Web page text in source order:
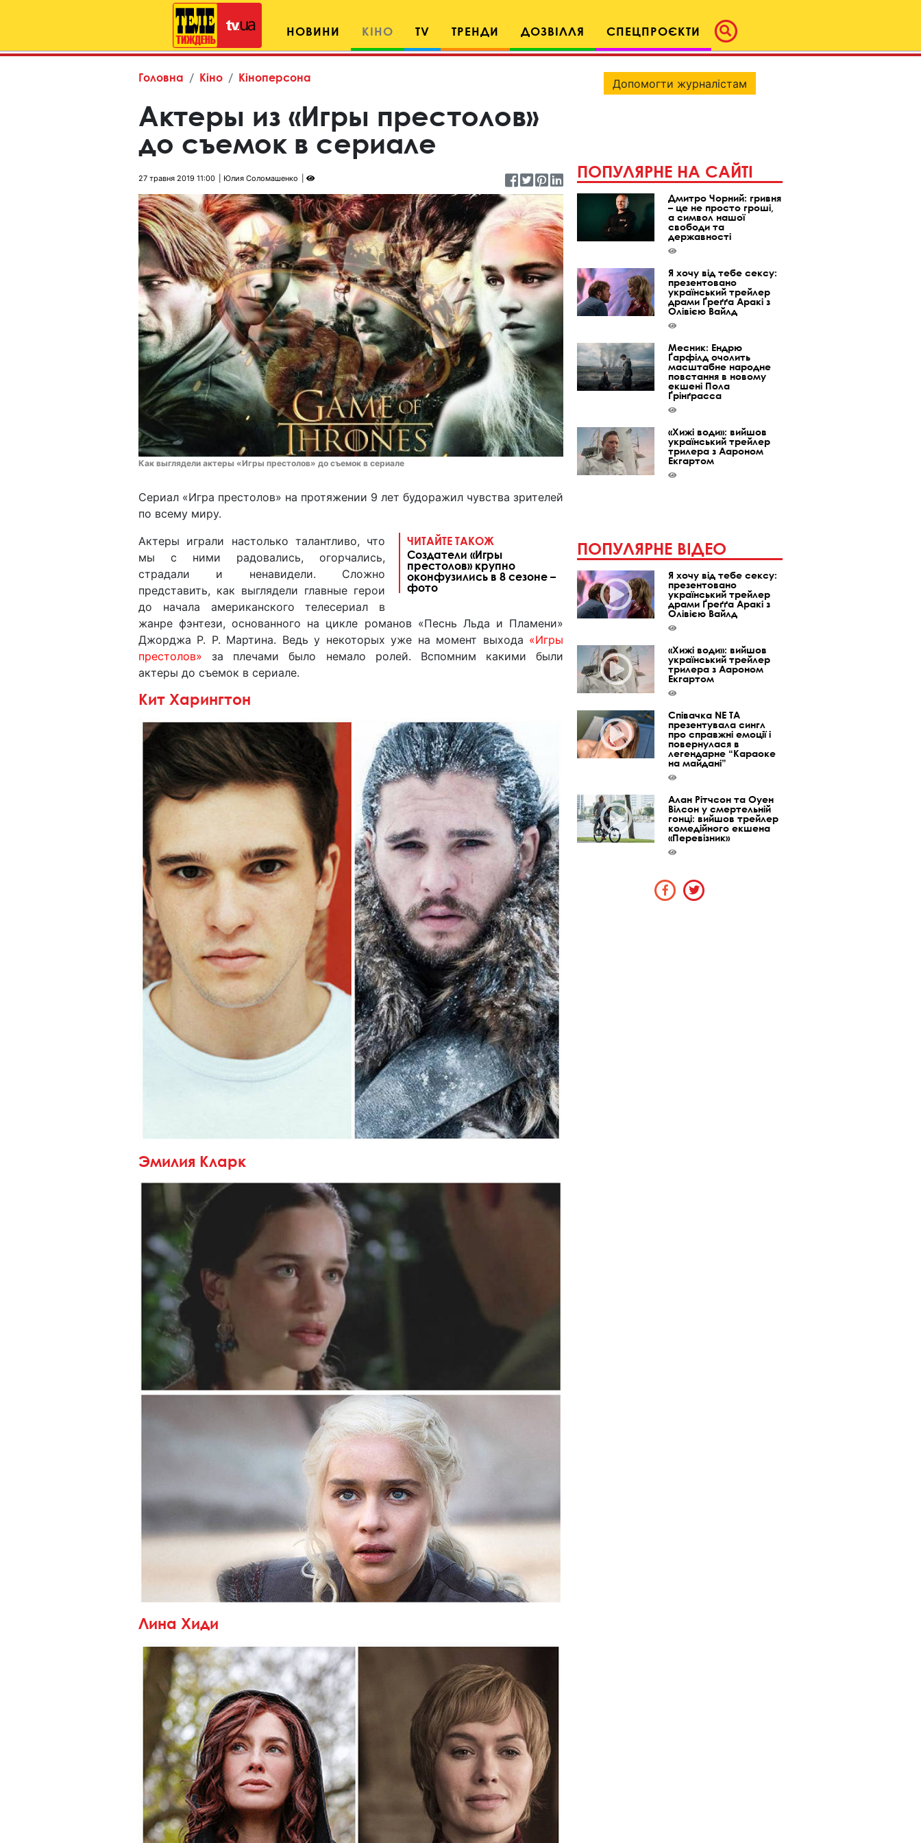
НОВИНИ КІНО TV ТРЕНДИ ДОЗВІЛЛЯ СПЕЦПРОЄКТИ
Головна Кіно Кіноперсона
Актеры из «Игры престолов»
до съемок в сериале
27 травня 2019 11:00 Юлия Соломашенко
Как выглядели актеры «Игры престолов» до съемок в сериале
Сериал «Игра престолов» на протяжении 9 лет будоражил чувства зрителей
по всему миру.
ЧИТАЙТЕ ТАКОЖ
Создатели «Игры
престолов» крупно
оконфузились в 8 сезоне –
фото
Актеры играли настолько талантливо, что
мы с ними радовались, огорчались,
страдали и ненавидели. Сложно
представить, как выглядели главные герои
до начала американского телесериал в
жанре фэнтези, основанного на цикле романов «Песнь Льда и Пламени»
Джорджа Р. Р. Мартина. Ведь у некоторых уже на момент выхода «Игры
престолов» за плечами было немало ролей. Вспомним какими были
актеры до съемок в сериале.
Кит Харингтон
Эмилия Кларк
Лина Хиди
Допомогти журналістам
ПОПУЛЯРНЕ НА САЙТІ
Дмитро Чорний: гривня
– це не просто гроші,
а символ нашої
свободи та
державності
Я хочу від тебе сексу:
презентовано
український трейлер
драми Ґреґґа Аракі з
Олівією Вайлд
Месник: Ендрю
Ґарфілд очолить
масштабне народне
повстання в новому
екшені Пола
Ґрінґрасса
«Хижі води»: вийшов
український трейлер
трилера з Аароном
Екгартом
ПОПУЛЯРНЕ ВІДЕО
Я хочу від тебе сексу:
презентовано
український трейлер
драми Ґреґґа Аракі з
Олівією Вайлд
«Хижі води»: вийшов
український трейлер
трилера з Аароном
Екгартом
Співачка NE TA
презентувала сингл
про справжні емоції і
повернулася в
легендарне “Караоке
на майдані”
Алан Рітчсон та Оуен
Вілсон у смертельній
гонці: вийшов трейлер
комедійного екшена
«Перевізник»